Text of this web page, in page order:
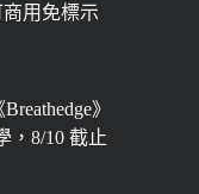
商用免標示
》
，8/10 截止